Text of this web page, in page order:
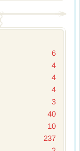
6
4
4
4
3
40
10
237